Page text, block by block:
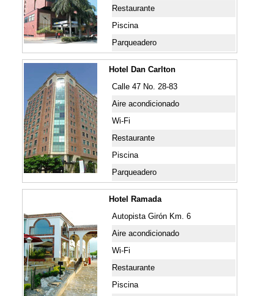
Restaurante
Piscina
Parqueadero
Hotel Dan Carlton
Calle 47 No. 28-83
Aire acondicionado
Wi-Fi
Restaurante
Piscina
Parqueadero
Hotel Ramada
Autopista Girón Km. 6
Aire acondicionado
Wi-Fi
Restaurante
Piscina